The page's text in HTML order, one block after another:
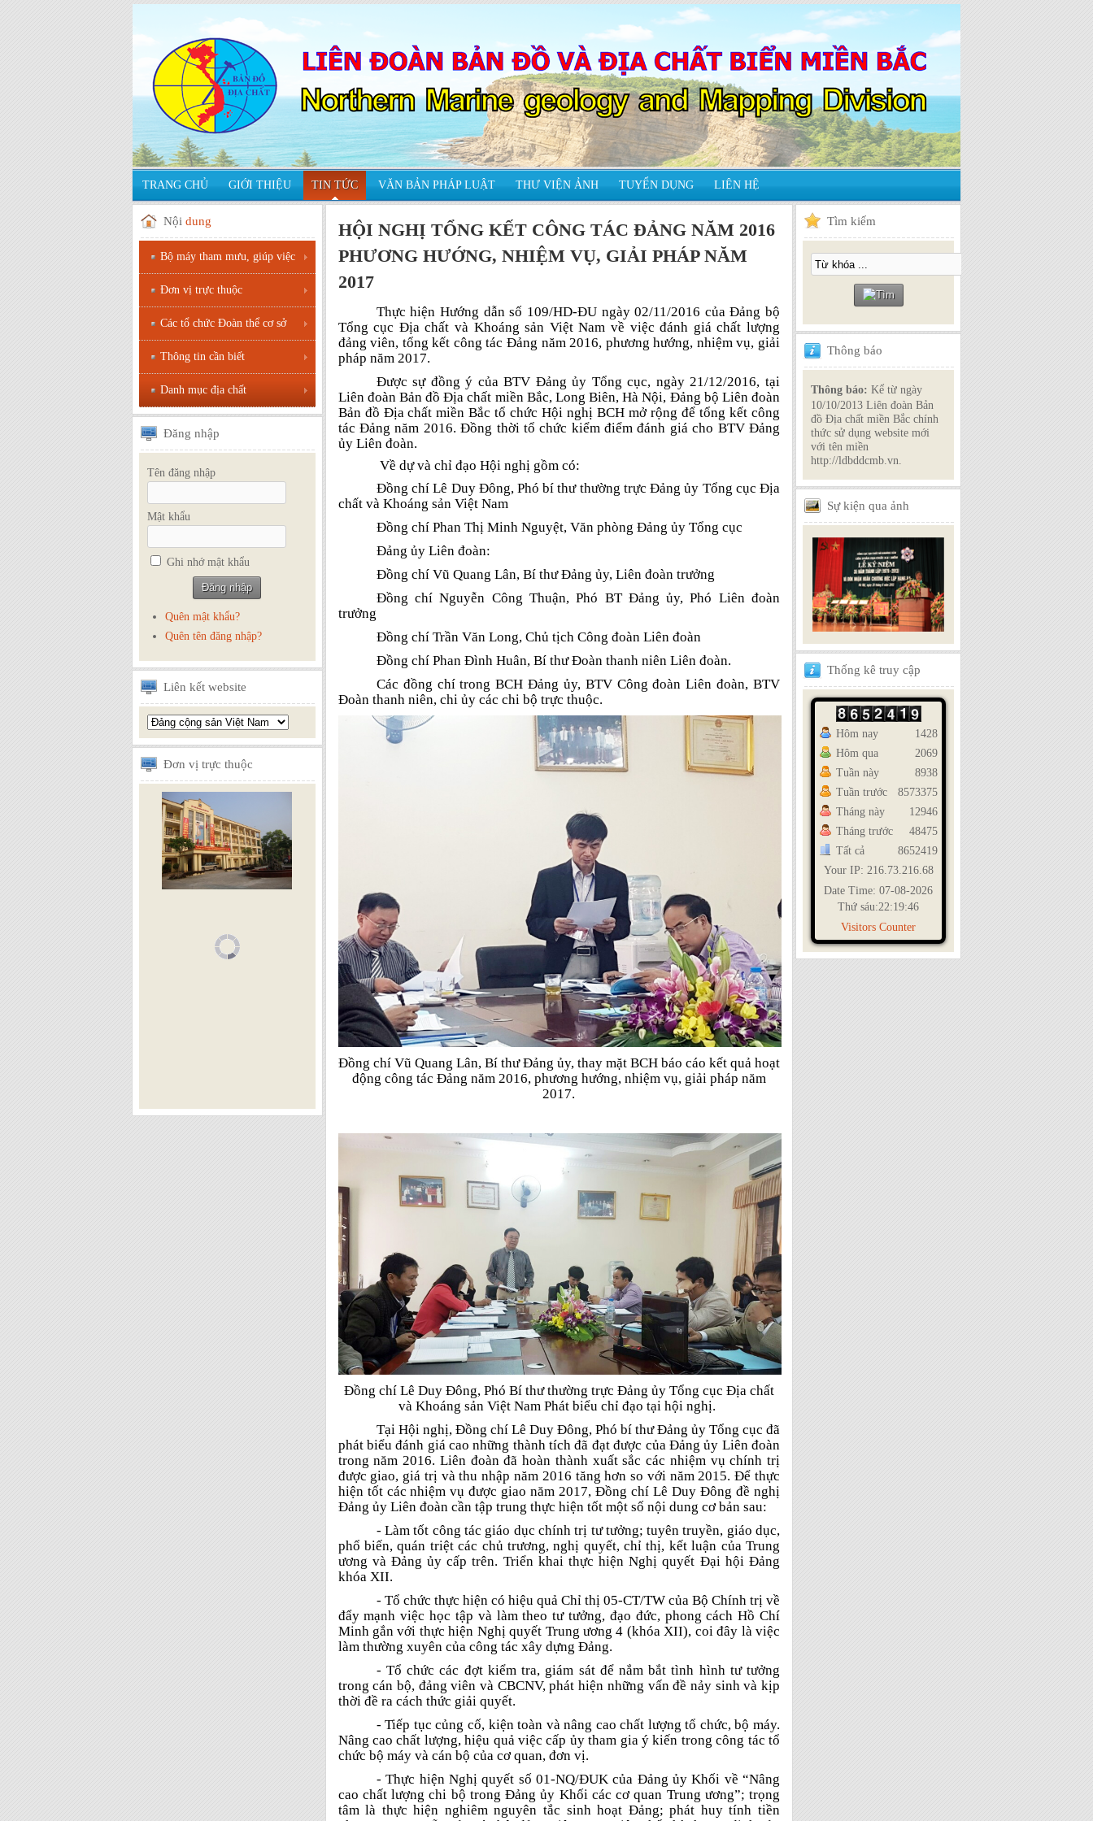
TRANG CHỦ GIỚI THIỆU TIN TỨC VĂN BẢN PHÁP LUẬT THƯ VIỆN ẢNH TUYỂN DỤNG LIÊN HỆ
HỘI NGHỊ TỔNG KẾT CÔNG TÁC ĐẢNG NĂM 2016
PHƯƠNG HƯỚNG, NHIỆM VỤ, GIẢI PHÁP NĂM
2017
Thực hiện Hướng dẫn số 109/HD-ĐU ngày 02/11/2016 của Đảng bộ
Tổng cục Địa chất và Khoáng sản Việt Nam về việc đánh giá chất lượng
đảng viên, tổng kết công tác Đảng năm 2016, phương hướng, nhiệm vụ, giải
pháp năm 2017.
Được sự đồng ý của BTV Đảng ủy Tổng cục, ngày 21/12/2016, tại
Liên đoàn Bản đồ Địa chất miền Bắc, Long Biên, Hà Nội, Đảng bộ Liên đoàn
Bản đồ Địa chất miền Bắc tổ chức Hội nghị BCH mở rộng để tổng kết công
tác Đảng năm 2016. Đồng thời tổ chức kiểm điểm đánh giá cho BTV Đảng
ủy Liên đoàn.
Về dự và chỉ đạo Hội nghị gồm có:
Đồng chí Lê Duy Đông, Phó bí thư thường trực Đảng ủy Tổng cục Địa
chất và Khoáng sản Việt Nam
Đồng chí Phan Thị Minh Nguyệt, Văn phòng Đảng ủy Tổng cục
Đảng ủy Liên đoàn:
Đồng chí Vũ Quang Lân, Bí thư Đảng ủy, Liên đoàn trưởng
Đồng chí Nguyễn Công Thuận, Phó BT Đảng ủy, Phó Liên đoàn
trưởng
Đồng chí Trần Văn Long, Chủ tịch Công đoàn Liên đoàn
Đồng chí Phan Đình Huân, Bí thư Đoàn thanh niên Liên đoàn.
Các đồng chí trong BCH Đảng ủy, BTV Công đoàn Liên đoàn, BTV
Đoàn thanh niên, chi ủy các chi bộ trực thuộc.
Đồng chí Vũ Quang Lân, Bí thư Đảng ủy, thay mặt BCH báo cáo kết quả hoạt
động công tác Đảng năm 2016, phương hướng, nhiệm vụ, giải pháp năm
2017.
Đồng chí Lê Duy Đông, Phó Bí thư thường trực Đảng ủy Tổng cục Địa chất
và Khoáng sản Việt Nam Phát biểu chỉ đạo tại hội nghị.
Tại Hội nghị, Đồng chí Lê Duy Đông, Phó bí thư Đảng ủy Tổng cục đã
phát biểu đánh giá cao những thành tích đã đạt được của Đảng ủy Liên đoàn
trong năm 2016. Liên đoàn đã hoàn thành xuất sắc các nhiệm vụ chính trị
được giao, giá trị và thu nhập năm 2016 tăng hơn so với năm 2015. Để thực
hiện tốt các nhiệm vụ được giao năm 2017, Đồng chí Lê Duy Đông đề nghị
Đảng ủy Liên đoàn cần tập trung thực hiện tốt một số nội dung cơ bản sau:
- Làm tốt công tác giáo dục chính trị tư tưởng; tuyên truyền, giáo dục,
phổ biến, quán triệt các chủ trương, nghị quyết, chỉ thị, kết luận của Trung
ương và Đảng ủy cấp trên. Triển khai thực hiện Nghị quyết Đại hội Đảng
khóa XII.
- Tổ chức thực hiện có hiệu quả Chỉ thị 05-CT/TW của Bộ Chính trị về
đẩy mạnh việc học tập và làm theo tư tưởng, đạo đức, phong cách Hồ Chí
Minh gắn với thực hiện Nghị quyết Trung ương 4 (khóa XII), coi đây là việc
làm thường xuyên của công tác xây dựng Đảng.
- Tổ chức các đợt kiểm tra, giám sát để nắm bắt tình hình tư tưởng
trong cán bộ, đảng viên và CBCNV, phát hiện những vấn đề nảy sinh và kịp
thời đề ra cách thức giải quyết.
- Tiếp tục củng cố, kiện toàn và nâng cao chất lượng tổ chức, bộ máy.
Nâng cao chất lượng, hiệu quả việc cấp ủy tham gia ý kiến trong công tác tổ
chức bộ máy và cán bộ của cơ quan, đơn vị.
- Thực hiện Nghị quyết số 01-NQ/ĐUK của Đảng ủy Khối về “Nâng
cao chất lượng chi bộ trong Đảng ủy Khối các cơ quan Trung ương”; trọng
tâm là thực hiện nghiêm nguyên tắc sinh hoạt Đảng; phát huy tính tiền
Nội dung
Bộ máy tham mưu, giúp việc
Đơn vị trực thuộc
Các tổ chức Đoàn thể cơ sở
Thông tin cần biết
Danh mục địa chất
Đăng nhập
Tên đăng nhập
Mật khẩu
Ghi nhớ mật khẩu
Quên mật khẩu?
Quên tên đăng nhập?
Liên kết website
Đơn vị trực thuộc
Tìm kiếm
Thông báo
Thông báo: Kể từ ngày
10/10/2013 Liên đoàn Bản
đồ Địa chất miền Bắc chính
thức sử dụng website mới
với tên miền
http://ldbddcmb.vn.
Sựkiện qua ảnh
Thống kê truy cập
Hôm nay
Hôm qua
Tuần này
Tuần trước
Tháng này
Tháng trước
Tất cả
1428
2069
8938
8573375
12946
48475
8652419
Your IP: 216.73.216.68
Date Time: 07-08-2026
Thứ sáu:22:19:46
Visitors Counter